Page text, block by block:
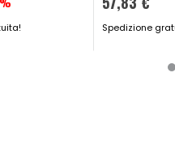
Spedizione